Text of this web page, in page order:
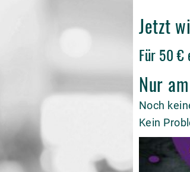
Jetzt
Für 50 €
Nur
Noch
Kein